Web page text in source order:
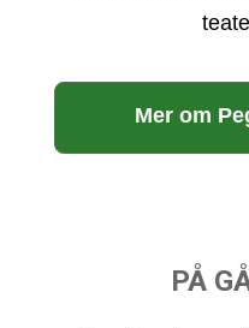
Mer om
PÅ